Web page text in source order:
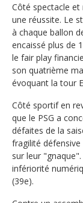
Côté spectacle
une réussite. Le
à chaque ballon
encaissé plus de
le fair play
son quatrième
évoquant la tour
Côté sportif en
que le PSG a
défaites de la
fragilité défensive
sur leur
infériorité
(39e).